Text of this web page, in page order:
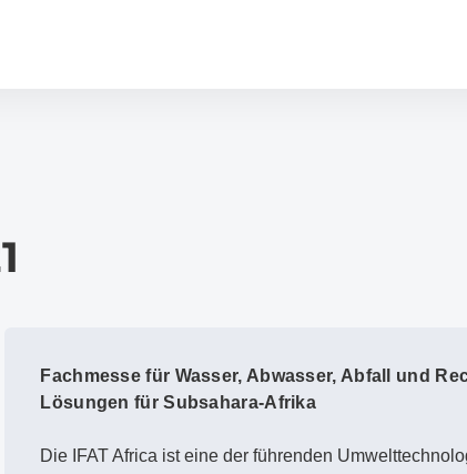
Fachmesse für Wasser, Abwasser, Abfall und
Lösungen für Subsahara-Afrika
Die IFAT Africa ist eine der führenden